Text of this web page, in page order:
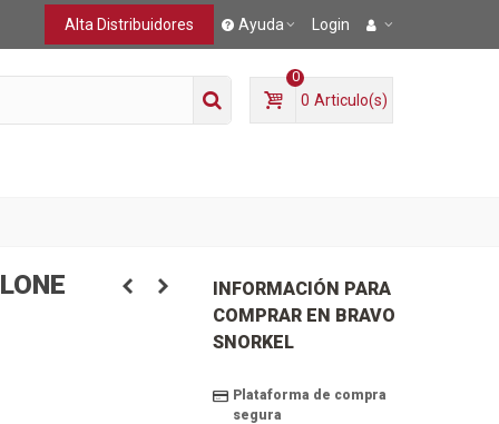
Ayuda Login
Alta Distribuidores
0
0 Articulo(s)
INFORMACIÓN PARA
COMPRAR EN BRAVO
SNORKEL
Plataforma de compra
segura